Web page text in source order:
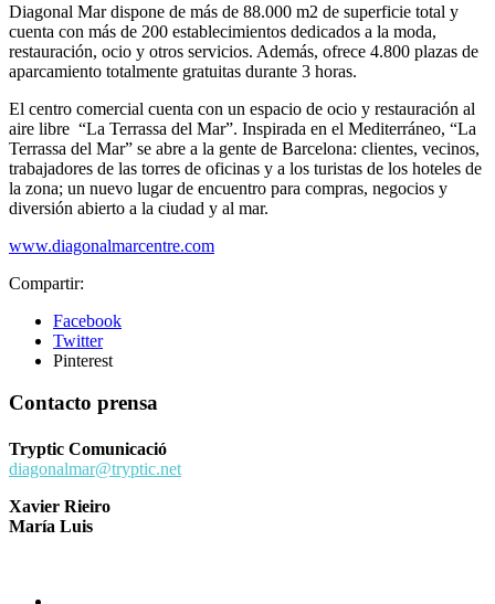
Diagonal Mar dispone de más de 88.000 m2 de superficie total y
cuenta con más de 200 establecimientos dedicados a la moda,
restauración, ocio y otros servicios. Además, ofrece 4.800 plazas de
aparcamiento totalmente gratuitas durante 3 horas.
El centro comercial cuenta con un espacio de ocio y restauración al
aire libre “La Terrassa del Mar”. Inspirada en el Mediterráneo, “La
Terrassa del Mar” se abre a la gente de Barcelona: clientes, vecinos,
trabajadores de las torres de oficinas y a los turistas de los hoteles de
la zona; un nuevo lugar de encuentro para compras, negocios y
diversión abierto a la ciudad y al mar.
www.diagonalmarcentre.com
Compartir:
Facebook
Twitter
Pinterest
Contacto prensa
Tryptic Comunicació
diagonalmar@tryptic.net
Xavier Rieiro
María Luis